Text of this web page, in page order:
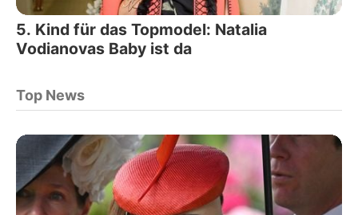
5. Kind für das Topmodel: Natalia
Vodianovas Baby ist da
Top News